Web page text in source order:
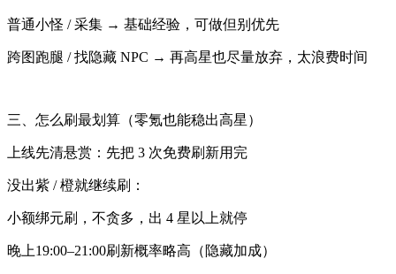
普通小怪 / 采集 → 基础经验，可做但别优先
跨图跑腿 / 找隐藏 NPC → 再高星也尽量放弃，太浪费时间
三、怎么刷最划算（零氪也能稳出高星）
上线先清悬赏：先把 3 次免费刷新用完
没出紫 / 橙就继续刷：
小额绑元刷，不贪多，出 4 星以上就停
晚上19:00–21:00刷新概率略高（隐藏加成）